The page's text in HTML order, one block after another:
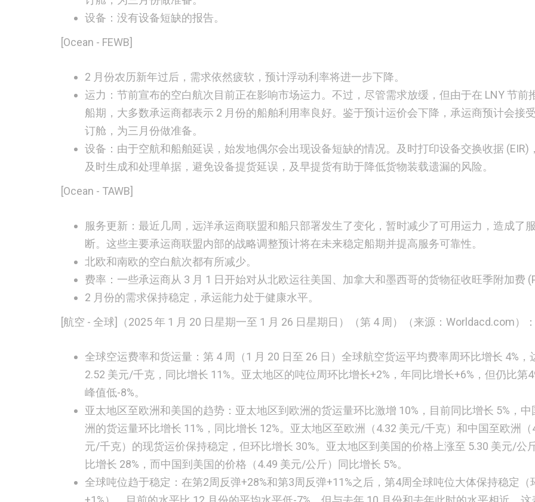
设备： 没有设备短缺的报告。
[Ocean - FEWB]
2 月份农历新年过后， 需求依然疲软，预计浮动利率将进一步下降。
运力： 节前宣布的空白航次目前正在影响市场运力。不过，尽管需求放缓，但由于在 LNY 节前
船期，大多数承运商都表示 2 月份的船舶利用率良好。鉴于预计运价会下降，承运商预计会接
订舱，为三月份做准备。
设备： 由于空航和船舶延误，始发地偶尔会出现设备短缺的情况。及时打印设备交换收据 (EIR)
及时生成和处理单据，避免设备提货延误，及早提货有助于降低货物装载遗漏的风险。
[Ocean - TAWB]
服务更新： 最近几周，远洋承运商联盟和船只部署发生了变化，暂时减少了可用运力，造成了
断。这些主要承运商联盟内部的战略调整预计将在未来稳定船期并提高服务可靠性。
北欧和南欧的空白航次都有所减少。
费率： 一些承运商从 3 月 1 日开始对从北欧运往美国、加拿大和墨西哥的货物征收旺季附加费
2 月份的需求保持稳定，承运能力处于健康水平。
[航空 - 全球]
（2025 年 1 月 20 日星期一至 1 月 26 日星期日）（第 4 周）（来源：Worldacd.com）：
全球空运费率和货运量： 第 4 周（1 月 20 日至 26 日）全球航空货运平均费率周环比增长 4%，
2.52 美元/千克，同比增长 11%。亚太地区的吨位周环比增长+2%，年同比增长+6%，但仍比第
峰值低-8%。
亚太地区至欧洲和美国的趋势： 亚太地区到欧洲的货运量环比激增 10%，目前同比增长 5%，中
洲的货运量环比增长 11%，同比增长 12%。亚太地区至欧洲（4.32 美元/千克）和中国至欧洲（
元/千克）的现货运价保持稳定，但环比增长 30%。亚太地区到美国的价格上涨至 5.30 美元/公
比增长 28%，而中国到美国的价格（4.49 美元/公斤）同比增长 5%。
全球吨位趋于稳定： 在第2周反弹+28%和第3周反弹+11%之后，第4周全球吨位大体保持稳定（